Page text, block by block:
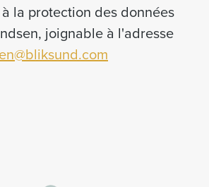
la protection des données
joignable à l'adresse